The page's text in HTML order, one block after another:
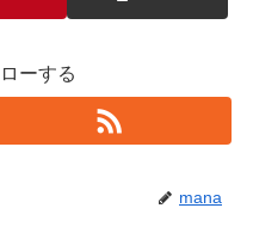
ーする
mana